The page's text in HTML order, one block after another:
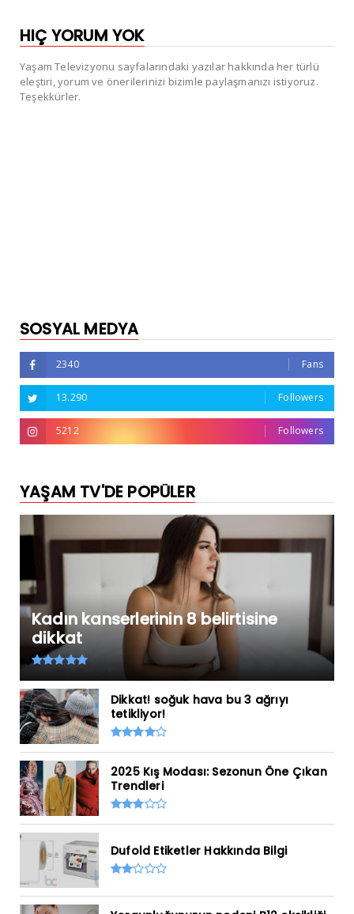
HIÇ YORUM YOK
Yaşam Televizyonu sayfalarındaki yazılar hakkında her türlü
eleştiri, yorum ve önerilerinizi bizimle paylaşmanızı istiyoruz.
Teşekkürler.
SOSYAL MEDYA
2340 Fans
13.290 Followers
5212 Followers
YAŞAM TV'DE POPÜLER
Kadın kanserlerinin 8 belirtisine
dikkat
Dikkat! soğuk hava bu 3 ağrıyı
tetikliyor!
2025 Kış Modası: Sezonun Öne Çıkan
Trendleri
Dufold Etiketler Hakkında Bilgi